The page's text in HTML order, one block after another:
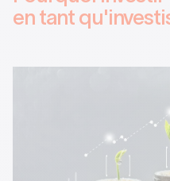
en tant